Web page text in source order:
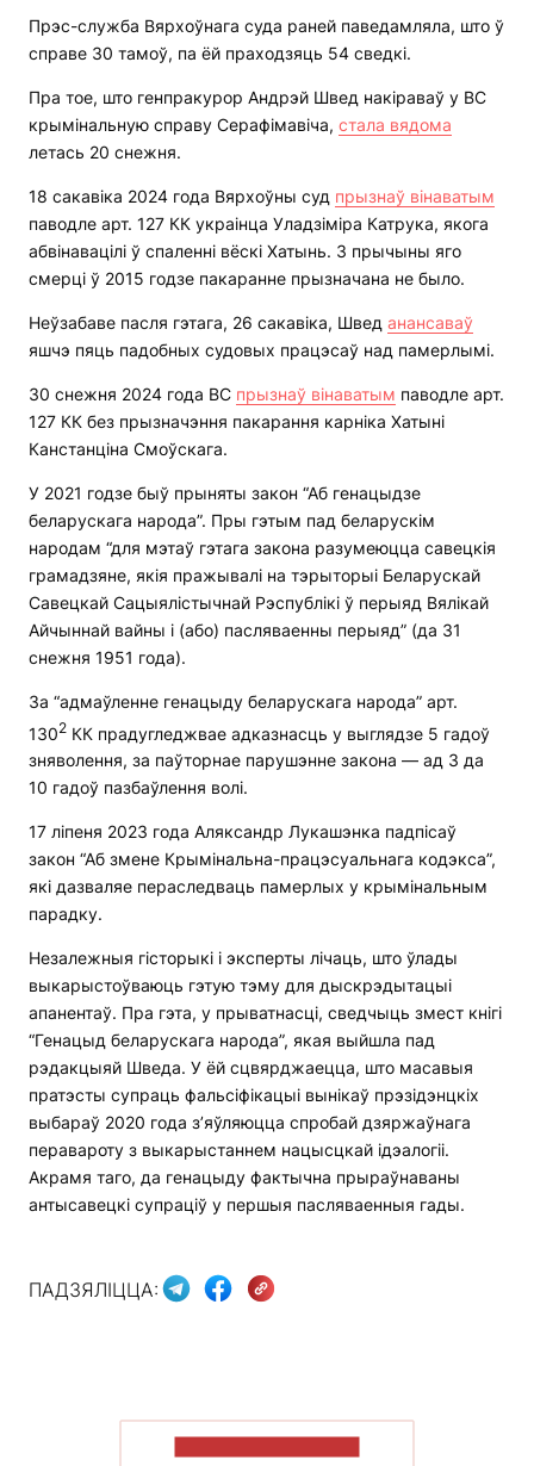
Прэс-служба Вярхоўнага суда раней паведамляла, што ў
справе 30 тамоў, па ёй праходзяць 54 сведкі.
Пра тое, што генпракурор Андрэй Швед накіраваў у ВС
крымінальную справу Серафімавіча, стала вядома
летась 20 снежня.
18 сакавіка 2024 года Вярхоўны суд прызнаў вінаватым
паводле арт. 127 КК украінца Уладзіміра Катрука, якога
абвінавацілі ў спаленні вёскі Хатынь. З прычыны яго
смерці ў 2015 годзе пакаранне прызначана не было.
Неўзабаве пасля гэтага, 26 сакавіка, Швед анансаваў
яшчэ пяць падобных судовых працэсаў над памерлымі.
30 снежня 2024 года ВС прызнаў вінаватым паводле арт.
127 КК без прызначэння пакарання карніка Хатыні
Канстанціна Смоўскага.
У 2021 годзе быў прыняты закон “Аб генацыдзе
беларускага народа”. Пры гэтым пад беларускім
народам “для мэтаў гэтага закона разумеюцца савецкія
грамадзяне, якія пражывалі на тэрыторыі Беларускай
Савецкай Сацыялістычнай Рэспублікі ў перыяд Вялікай
Айчыннай вайны і (або) пасляваенны перыяд” (да 31
снежня 1951 года).
За “адмаўленне генацыду беларускага народа” арт.
1302 КК прадугледжвае адказнасць у выглядзе 5 гадоў
зняволення, за паўторнае парушэнне закона — ад 3 да
10 гадоў пазбаўлення волі.
17 ліпеня 2023 года Аляксандр Лукашэнка падпісаў
закон “Аб змене Крымінальна-працэсуальнага кодэкса”,
які дазваляе пераследваць памерлых у крымінальным
парадку.
Незалежныя гісторыкі і эксперты лічаць, што ўлады
выкарыстоўваюць гэтую тэму для дыскрэдытацыі
апанентаў. Пра гэта, у прыватнасці, сведчыць змест кнігі
“Генацыд беларускага народа”, якая выйшла пад
рэдакцыяй Шведа. У ёй сцвярджаецца, што масавыя
пратэсты супраць фальсіфікацыі вынікаў прэзідэнцкіх
выбараў 2020 года з’яўляюцца спробай дзяржаўнага
перавароту з выкарыстаннем нацысцкай ідэалогіі.
Акрамя таго, да генацыду фактычна прыраўнаваны
антысавецкі супраціў у першыя пасляваенныя гады.
ПАДЗЯЛІЦЦА: